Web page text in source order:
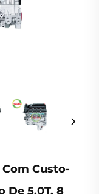
Custo-
De 5,0T, 8